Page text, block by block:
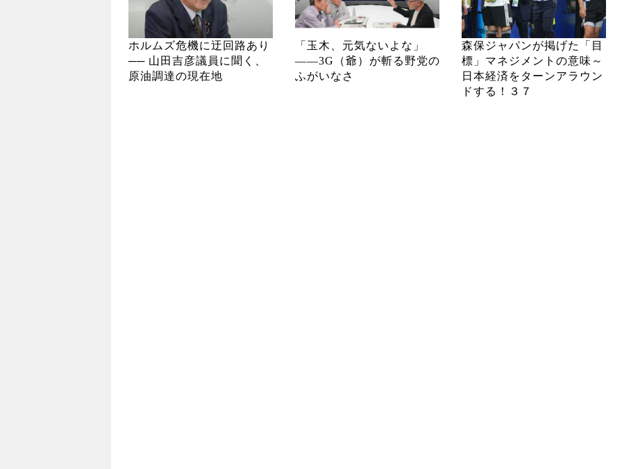
ホルムズ危機に迂回路あり
── 山田吉彦議員に聞く、
原油調達の現在地
「玉木、元気ないよな」
――3G（爺）が斬る野党の
ふがいなさ
森保ジャパンが掲げた「目
標」マネジメントの意味～
日本経済をターンアラウン
ドする！３７